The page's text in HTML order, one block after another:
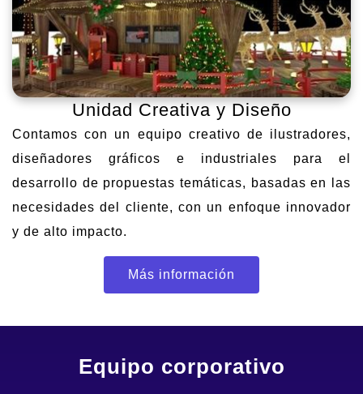
Unidad Creativa y Diseño
Contamos con un equipo creativo de ilustradores,
diseñadores gráficos e industriales para el
desarrollo de propuestas temáticas, basadas en las
necesidades del cliente, con un enfoque innovador
y de alto impacto.
Más información
Equipo corporativo